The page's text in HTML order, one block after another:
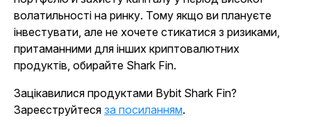
волатильності на ринку. Тому якщо ви плануєте
інвестувати, але не хочете стикатися з ризиками,
притаманними для інших криптовалютних
продуктів, обирайте Shark Fin.
Зацікавилися продуктами Bybit Shark Fin?
Зареєструйтеся за посиланням.